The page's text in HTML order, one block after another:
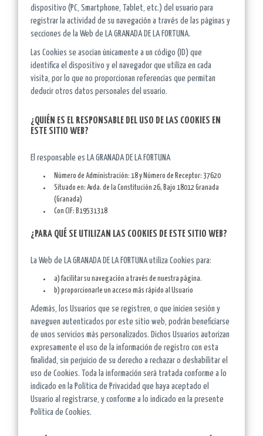
dispositivo (PC, Smartphone, Tablet, etc.) del usuario para
registrar la actividad de su navegación a través de las páginas y
secciones de la Web de LA GRANADA DE LA FORTUNA.
Las Cookies se asocian únicamente a un código (ID) que
identifica el dispositivo y el navegador que utiliza en cada
visita, por lo que no proporcionan referencias que permitan
deducir otros datos personales del usuario.
¿QUIÉN ES EL RESPONSABLE DEL USO DE LAS COOKIES EN
ESTE SITIO WEB?
El responsable es LA GRANADA DE LA FORTUNA
Número de Administración: 18 y Número de Receptor: 37620
Situado en: Avda. de la Constitución 26, Bajo 18012 Granada
(Granada)
Con CIF: B19531318
¿PARA QUÉ SE UTILIZAN LAS COOKIES DE ESTE SITIO WEB?
La Web de LA GRANADA DE LA FORTUNA utiliza Cookies para:
a) facilitar su navegación a través de nuestra página.
b) proporcionarle un acceso más rápido al Usuario
Además, los Usuarios que se registren, o que inicien sesión y
naveguen autenticados por este sitio web, podrán beneficiarse
de unos servicios más personalizados. Dichos Usuarios autorizan
expresamente el uso de la información de registro con esta
finalidad, sin perjuicio de su derecho a rechazar o deshabilitar el
uso de Cookies. Toda la información será tratada conforme a lo
indicado en la Política de Privacidad que haya aceptado el
Usuario al registrarse, y conforme a lo indicado en la presente
Política de Cookies.